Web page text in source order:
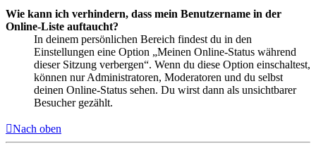
Wie kann ich verhindern, dass mein Benutzername in der
Online-Liste auftaucht?
In deinem persönlichen Bereich findest du in den
Einstellungen eine Option „Meinen Online-Status während
dieser Sitzung verbergen“. Wenn du diese Option einschaltest,
können nur Administratoren, Moderatoren und du selbst
deinen Online-Status sehen. Du wirst dann als unsichtbarer
Besucher gezählt.
Nach oben